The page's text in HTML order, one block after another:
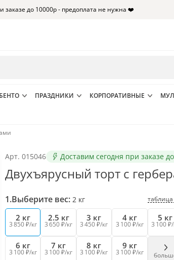
заказе до 10000р - предоплата не нужна ❤️
БЕНТО ПРАЗДНИКИ КОРПОРАТИВНЫЕ
Арт. 015046 Доставим сегодня при заказе
Двухъярусный торт с
1.Выберите вес: 2 кг
2 кг
3 850 ₽/кг
2.5 кг
3 650 ₽/кг
3 кг
3 450 ₽/кг
4 кг
3 100 ₽/кг
5 кг
3 100 ₽/
6 кг
3 100 ₽/кг
7 кг
3 100 ₽/кг
8 кг
3 100 ₽/кг
9 кг
3 100 ₽/кг